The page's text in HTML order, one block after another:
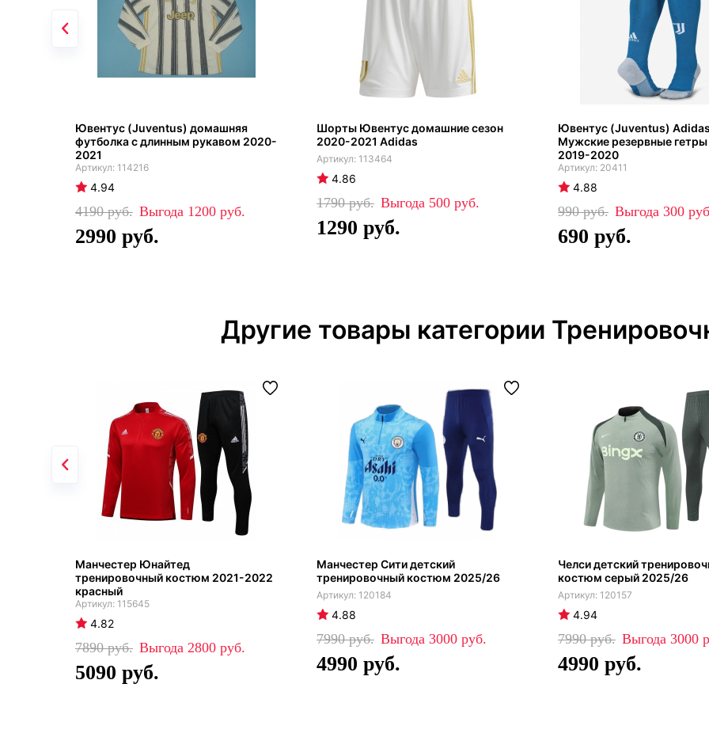
Ювентус (Juventus) домашняя
футболка с длинным рукавом 2020-
2021
114216
4.94
4190 1200
2990
Шорты Ювентус домашние сезон
2020-2021 Adidas
113464
4.86
1790 500
1290
Ювентус (Juventus) Adidas
Мужские резервные гетры
2019-2020
20411
4.88
990 300
690
Другие товары категории
Манчестер Юнайтед
тренировочный костюм 2021-2022
красный
115645
4.82
7890 2800
5090
Манчестер Сити детский
тренировочный костюм 2025/26
120184
4.88
7990 3000
4990
Челси детский
костюм серый 2025/26
120157
4.94
7990 3000
4990